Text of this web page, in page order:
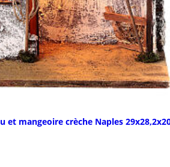
et mangeoire crèche Naples